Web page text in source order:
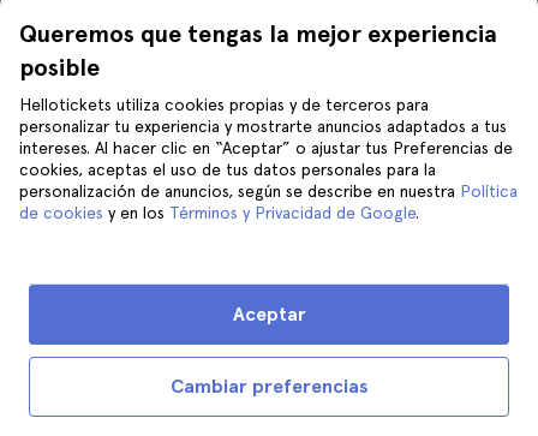
$75
Excursión a las Rías Baixas desde
Santiago de Compostela con paseo
en barco y cata de vino
$70
Precio final, sin tasas ocultas
Queremos que tengas la mejor experiencia
posible
Hellotickets utiliza cookies propias y de terceros para
personalizar tu experiencia y mostrarte anuncios adaptados a tus
intereses. Al hacer clic en “Aceptar” o ajustar tus Preferencias de
cookies, aceptas el uso de tus datos personales para la
personalización de anuncios, según se describe en nuestra Política
de cookies y en los Términos y Privacidad de Google.
Cambiar preferencias
Aceptar